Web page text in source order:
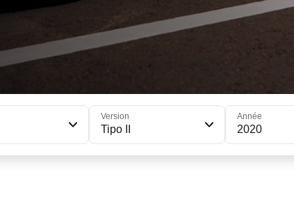
Version
Tipo II
Année
2020